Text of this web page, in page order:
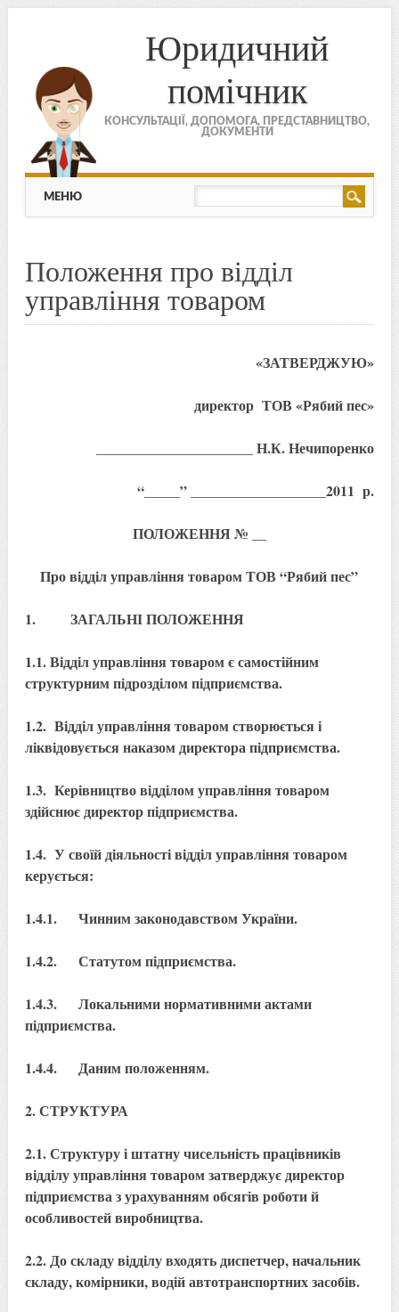
Юридичний
помічник
КОНСУЛЬТАЦІЇ, ДОПОМОГА, ПРЕДСТАВНИЦТВО,
ДОКУМЕНТИ
МЕНЮ
Skip to content
МЕНЮ
Положення про відділ
управління товаром
«ЗАТВЕРДЖУЮ»
директор ТОВ «Рябий пес»
______________________ Н.К. Нечипоренко
“_____” ___________________2011 р.
ПОЛОЖЕННЯ № __
Про відділ управління товаром ТОВ “Рябий пес”
1. ЗАГАЛЬНІ ПОЛОЖЕННЯ
1.1. Відділ управління товаром є самостійним
структурним підрозділом підприємства.
1.2. Відділ управління товаром створюється і
ліквідовується наказом директора підприємства.
1.3. Керівництво відділом управління товаром
здійснює директор підприємства.
1.4. У своїй діяльності відділ управління товаром
керується:
1.4.1. Чинним законодавством України.
1.4.2. Статутом підприємства.
1.4.3. Локальними нормативними актами
підприємства.
1.4.4. Даним положенням.
2. СТРУКТУРА
2.1. Структуру і штатну чисельність працівників
відділу управління товаром затверджує директор
підприємства з урахуванням обсягів роботи й
особливостей виробництва.
2.2. До складу відділу входять диспетчер, начальник
складу, комірники, водій автотранспортних засобів.